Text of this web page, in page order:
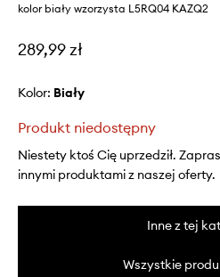
kolor biały wzorzysta L5RQ04 KAZQ2
289,99 zł
Kolor: biały
Produkt niedostępny
Niestety ktoś Cię uprzedził.
innymi produktami z naszej oferty.
Inne z tej
Wszystkie